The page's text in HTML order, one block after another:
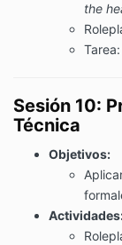
the
Sesión 10:
Técnica
Objetivos: